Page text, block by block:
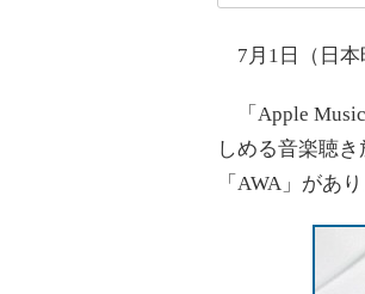
7月1日（日本
「Apple
しめる音楽聴
「AWA」があり